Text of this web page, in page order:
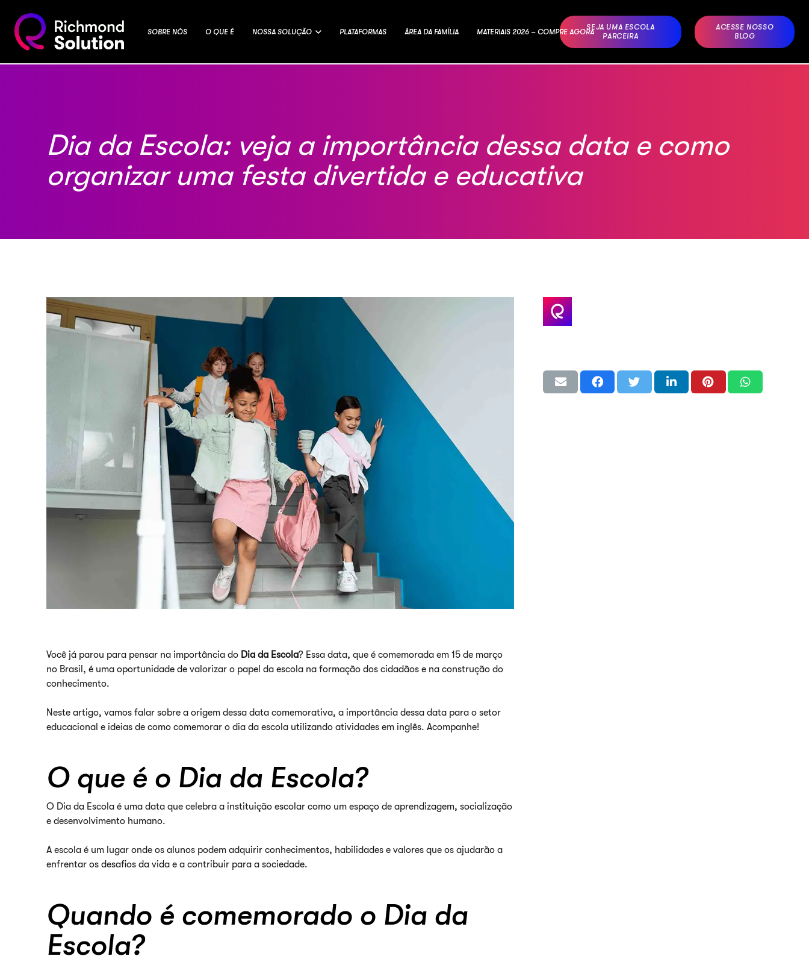
SOBRE NÓS O QUE É NOSSA SOLUÇÃO PLATAFORMAS ÁREA DA FAMÍLIA MATERIAIS 2026 – COMPRE AGORA
SEJA UMA ESCOLA
PARCEIRA
ACESSE NOSSO
BLOG
Dia da Escola: veja a importância dessa data e como
organizar uma festa divertida e educativa
Você já parou para pensar na importância do Dia da Escola? Essa data, que é comemorada em 15 de março
no Brasil, é uma oportunidade de valorizar o papel da escola na formação dos cidadãos e na construção do
conhecimento.
Neste artigo, vamos falar sobre a origem dessa data comemorativa, a importância dessa data para o setor
educacional e ideias de como comemorar o dia da escola utilizando atividades em inglês. Acompanhe!
O que é o Dia da Escola?
O Dia da Escola é uma data que celebra a instituição escolar como um espaço de aprendizagem, socialização
e desenvolvimento humano.
A escola é um lugar onde os alunos podem adquirir conhecimentos, habilidades e valores que os ajudarão a
enfrentar os desafios da vida e a contribuir para a sociedade.
Quando é comemorado o Dia da
Escola?